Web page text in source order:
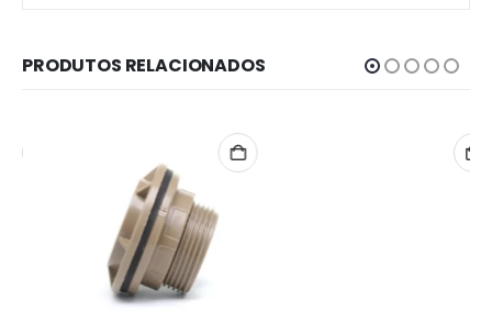
PRODUTOS RELACIONADOS